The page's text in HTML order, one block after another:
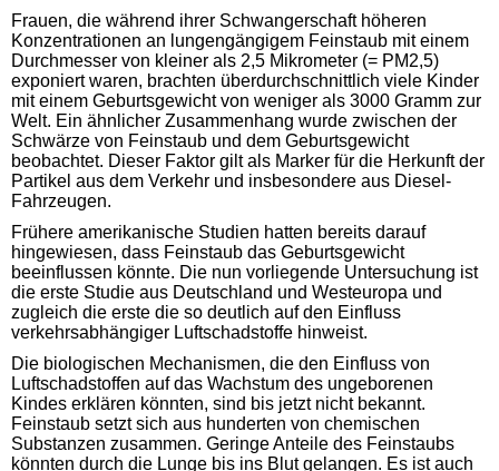
Frauen, die während ihrer Schwangerschaft höheren
Konzentrationen an lungengängigem Feinstaub mit einem
Durchmesser von kleiner als 2,5 Mikrometer (= PM2,5)
exponiert waren, brachten überdurchschnittlich viele Kinder
mit einem Geburtsgewicht von weniger als 3000 Gramm zur
Welt. Ein ähnlicher Zusammenhang wurde zwischen der
Schwärze von Feinstaub und dem Geburtsgewicht
beobachtet. Dieser Faktor gilt als Marker für die Herkunft der
Partikel aus dem Verkehr und insbesondere aus Diesel-
Fahrzeugen.
Frühere amerikanische Studien hatten bereits darauf
hingewiesen, dass Feinstaub das Geburtsgewicht
beeinflussen könnte. Die nun vorliegende Untersuchung ist
die erste Studie aus Deutschland und Westeuropa und
zugleich die erste die so deutlich auf den Einfluss
verkehrsabhängiger Luftschadstoffe hinweist.
Die biologischen Mechanismen, die den Einfluss von
Luftschadstoffen auf das Wachstum des ungeborenen
Kindes erklären könnten, sind bis jetzt nicht bekannt.
Feinstaub setzt sich aus hunderten von chemischen
Substanzen zusammen. Geringe Anteile des Feinstaubs
könnten durch die Lunge bis ins Blut gelangen. Es ist auch